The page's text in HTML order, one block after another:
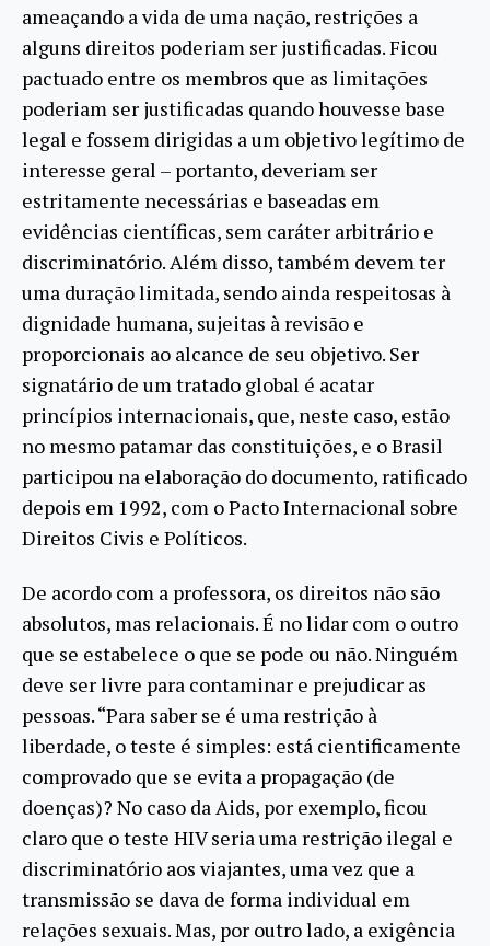
ameaçando a vida de uma nação, restrições a
alguns direitos poderiam ser justificadas. Ficou
pactuado entre os membros que as limitações
poderiam ser justificadas quando houvesse base
legal e fossem dirigidas a um objetivo legítimo de
interesse geral – portanto, deveriam ser
estritamente necessárias e baseadas em
evidências científicas, sem caráter arbitrário e
discriminatório. Além disso, também devem ter
uma duração limitada, sendo ainda respeitosas à
dignidade humana, sujeitas à revisão e
proporcionais ao alcance de seu objetivo. Ser
signatário de um tratado global é acatar
princípios internacionais, que, neste caso, estão
no mesmo patamar das constituições, e o Brasil
participou na elaboração do documento, ratificado
depois em 1992, com o Pacto Internacional sobre
Direitos Civis e Políticos.
De acordo com a professora, os direitos não são
absolutos, mas relacionais. É no lidar com o outro
que se estabelece o que se pode ou não. Ninguém
deve ser livre para contaminar e prejudicar as
pessoas. “Para saber se é uma restrição à
liberdade, o teste é simples: está cientificamente
comprovado que se evita a propagação (de
doenças)? No caso da Aids, por exemplo, ficou
claro que o teste HIV seria uma restrição ilegal e
discriminatório aos viajantes, uma vez que a
transmissão se dava de forma individual em
relações sexuais. Mas, por outro lado, a exigência